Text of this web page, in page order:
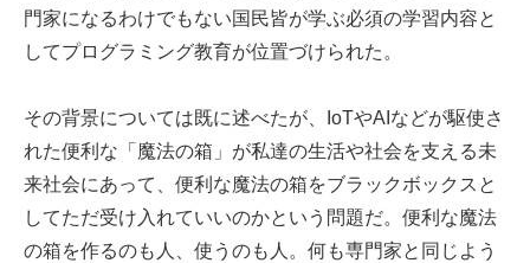
門家になるわけでもない国民皆が学ぶ必須の学習内容と
してプログラミング教育が位置づけられた。
その背景については既に述べたが、IoTやAIなどが駆使さ
れた便利な「魔法の箱」が私達の生活や社会を支える未
来社会にあって、便利な魔法の箱をブラックボックスと
してただ受け入れていいのかという問題だ。便利な魔法
の箱を作るのも人、使うのも人。何も専門家と同じよう